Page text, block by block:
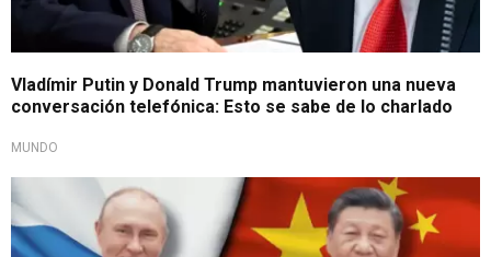
Vladímir Putin y Donald Trump mantuvieron una nueva
conversación telefónica: Esto se sabe de lo charlado
MUNDO
Importante encuentro